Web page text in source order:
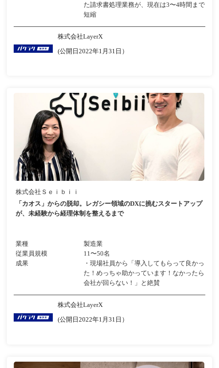
た請求書処理業務が、現在は3〜4時間まで
短縮
株式会社LayerX
(公開日2022年1月31日）
株式会社Ｓｅｉｂｉｉ
「カオス」からの脱却。レガシー領域のDXに挑むスタートアップ
が、未経験から経理体制を整えるまで
業種
製造業
従業員規模
11〜50名
成果
・現場社員から「導入してもらって良かっ
た！めっちゃ助かっています！なかったら
会社が回らない！」と絶賛
株式会社LayerX
(公開日2022年1月31日）